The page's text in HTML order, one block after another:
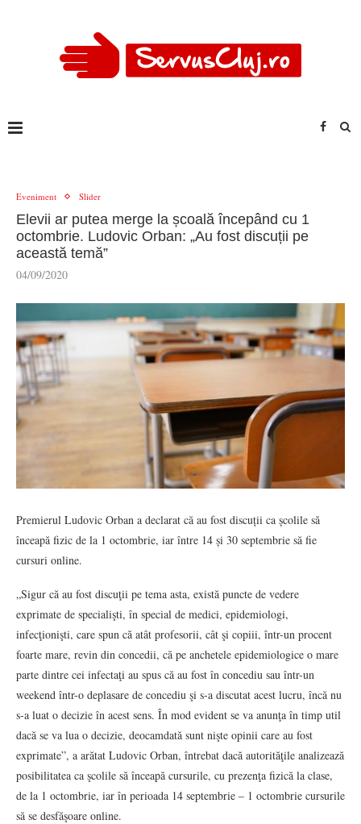
Eveniment Slider
Elevii ar putea merge la școală începând cu 1
octombrie. Ludovic Orban: „Au fost discuții pe
această temă”
04/09/2020
Premierul Ludovic Orban a declarat că au fost discuții ca școlile să
înceapă fizic de la 1 octombrie, iar între 14 și 30 septembrie să fie
cursuri online.
„Sigur că au fost discuţii pe tema asta, există puncte de vedere
exprimate de specialişti, în special de medici, epidemiologi,
infecţionişti, care spun că atât profesorii, cât şi copiii, într-un procent
foarte mare, revin din concedii, că pe anchetele epidemiologice o mare
parte dintre cei infectaţi au spus că au fost în concediu sau într-un
weekend într-o deplasare de concediu şi s-a discutat acest lucru, încă nu
s-a luat o decizie în acest sens. În mod evident se va anunţa în timp util
dacă se va lua o decizie, deocamdată sunt nişte opinii care au fost
exprimate”, a arătat Ludovic Orban, întrebat dacă autorităţile analizează
posibilitatea ca şcolile să înceapă cursurile, cu prezenţa fizică la clase,
de la 1 octombrie, iar în perioada 14 septembrie – 1 octombrie cursurile
să se desfăşoare online.